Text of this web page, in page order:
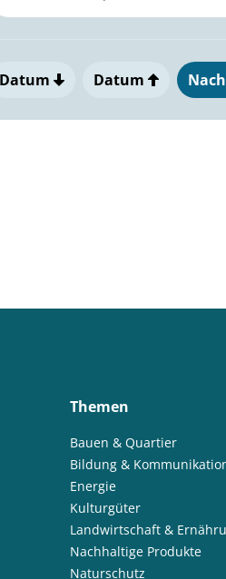
Datum Datum
Themen
Bauen & Quartier
Bildung &
Energie
Kulturgüter
Landwirtschaft &
Nachhaltige Produkte
Naturschutz